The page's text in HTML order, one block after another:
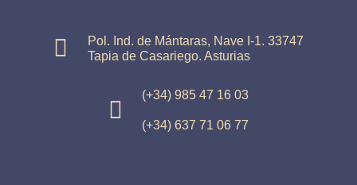
Pol. Ind. de Mántaras, Nave I-1. 33747
Tapia de Casariego. Asturias
(+34) 985 47 16 03
(+34) 637 71 06 77